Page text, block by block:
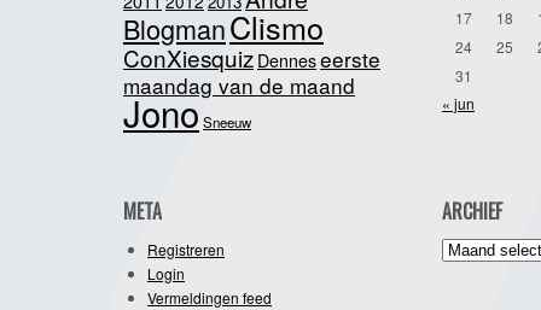
BlogmanClismo
ConXiesquiz Denneseerste
maandag van de maand
JonoSneeuw
17
18
24
25
31
« jun
META
Registreren
Login
Vermeldingen feed
ARCHIEF
Archief